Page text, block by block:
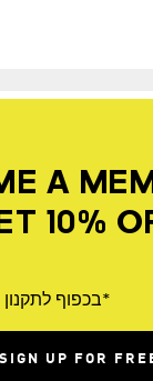
A
10%
*בכפוף לתקנון
SIGN UP FOR